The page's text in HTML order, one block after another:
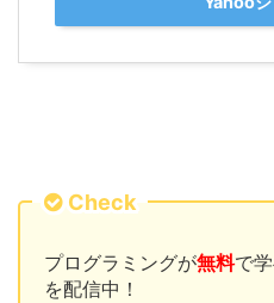
Check
プログラミングが無料で
を配信中！